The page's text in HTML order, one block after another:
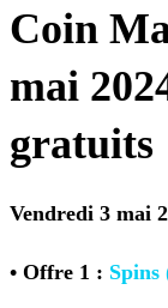
Coin
mai
gratuits
Vendredi 3 mai
• Offre 1 : Spins